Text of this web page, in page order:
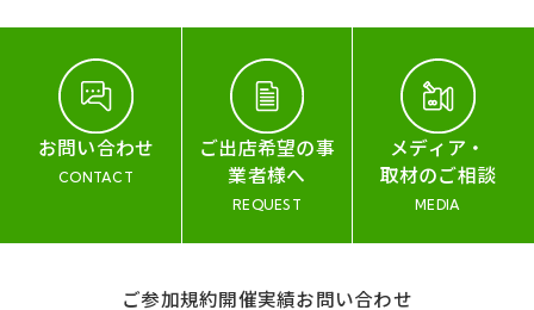
お問い合わせ
CONTACT
ご出店希望の事
業者様へ
REQUEST
メディア・
取材のご相談
MEDIA
ご参加規約開催実績お問い合わせ